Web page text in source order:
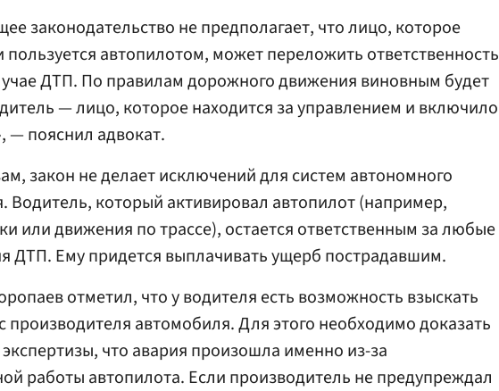
законодательство не предполагает, что лицо, которое
пользуется автопилотом, может переложить ответственность
ДТП. По правилам дорожного движения виновным будет
— лицо, которое находится за управлением и включило
— пояснил адвокат.
закон не делает исключений для систем автономного
Водитель, который активировал автопилот (например,
или движения по трассе), остается ответственным за любые
ДТП. Ему придется выплачивать ущерб пострадавшим.
отметил, что у водителя есть возможность взыскать
производителя автомобиля. Для этого необходимо доказать
что авария произошла именно из-за
работы автопилота. Если производитель не предупреждал